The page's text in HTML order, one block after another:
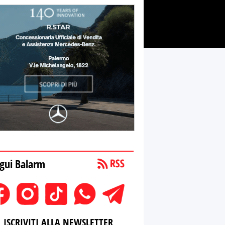
Balarm
ISCRIVITI ALLA NEWSLETTER